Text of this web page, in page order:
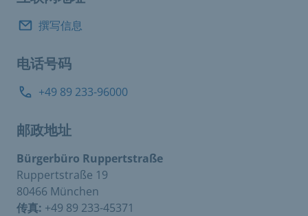
撰写信息
电话号码
+49 89 233-96000
邮政地址
Bürgerbüro Ruppertstraße
Ruppertstraße 19
80466 München
传真: +49 89 233-45371